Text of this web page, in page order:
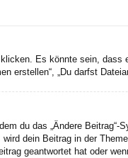
Es könnte sein,
erstellen“, „Du darfst
du das „Ändere Beitrag“-
dein Beitrag in der
geantwortet hat oder